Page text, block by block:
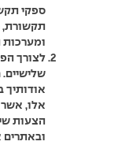
ספקי
תקשורת,
ומערכות
לצורך
אודותיך
אלו, אשר
הצעות
ובאתרים